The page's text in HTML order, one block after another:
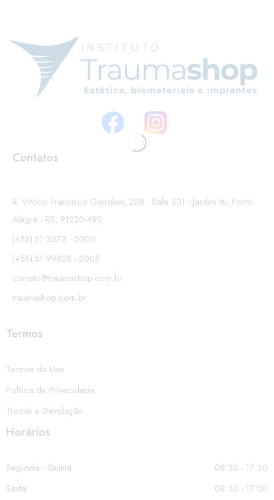
Contatos
R. Vitório Francisco Giordani, 208 - Sala 301 - Jardim Itu, Porto
Alegre - RS, 91220-490.
(+55) 51 3273 - 2000
(+55) 51 99828 - 2005
contato@traumashop.com.br
traumashop.com.br
Termos
Termos de Uso
Política de Privacidade
Trocas e Devolução
Horários
Segunda - Quinta
08:30 - 17:30
Sexta
08:30 - 17:00